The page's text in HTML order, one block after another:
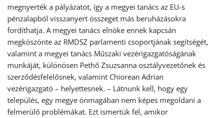
megnyerték a pályázatot, így a megyei tanács az EU-s
pénzalapból visszanyert összeget más beruházásokra
fordíthatja. A megyei tanács elnöke ennek kapcsán
megköszönte az RMDSZ parlamenti csoportjának segítségét,
valamint a megyei tanács Műszaki vezérigazgatóságának
munkáját, különösen Pethő Zsuzsanna osztályvezetőnek és
szerződésfelelősnek, valamint Chiorean Adrian
vezérigazgató – helyettesnek. – Látnunk kell, hogy egy
település, egy megye önmagában nem képes megoldani a
felmerülő problémákat. Ezt ismertük fel, amikor